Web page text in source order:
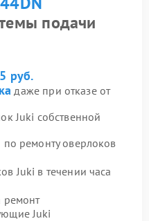
подачи
руб.
даже при отказе от
Juki собственной
ремонту оверлоков
Juki в течении часа
ремонт
Juki